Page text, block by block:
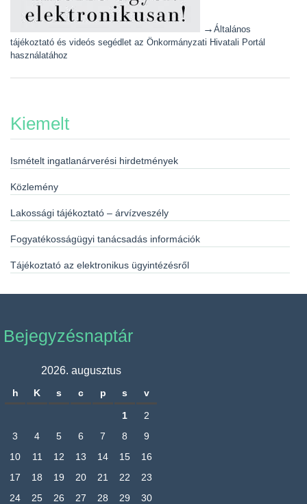
→ Általános
tájékoztató és videós segédlet az Önkormányzati Hivatali Portál
használatához
Kiemelt
Ismételt ingatlanárverési hirdetmények
Közlemény
Lakossági tájékoztató – árvízveszély
Fogyatékosságügyi tanácsadás információk
Tájékoztató az elektronikus ügyintézésről
Bejegyzésnaptár
2026. augusztus
h K s c p s v
1
2
3
4 5 6 7 8
9
10
11 12 13 14 15
16
17
18 19 20 21 22
23
24
25 26 27 28 29 30